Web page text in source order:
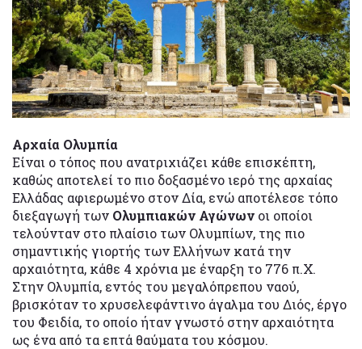
Αρχαία Ολυμπία
Είναι ο τόπος που ανατριχιάζει κάθε επισκέπτη,
καθώς αποτελεί το πιο δοξασμένο ιερό της αρχαίας
Ελλάδας αφιερωμένο στον Δία, ενώ αποτέλεσε τόπο
διεξαγωγή των Ολυμπιακών Αγώνων οι οποίοι
τελούνταν στο πλαίσιο των Ολυμπίων, της πιο
σημαντικής γιορτής των Ελλήνων κατά την
αρχαιότητα, κάθε 4 χρόνια με έναρξη το 776 π.Χ.
Στην Ολυμπία, εντός του μεγαλόπρεπου ναού,
βρισκόταν το χρυσελεφάντινο άγαλμα του Διός, έργο
του Φειδία, το οποίο ήταν γνωστό στην αρχαιότητα
ως ένα από τα επτά θαύματα του κόσμου.